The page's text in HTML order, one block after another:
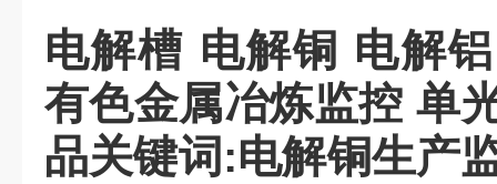
电解槽 电解铜 电解
有色金属冶炼监控 单
品关键词:电解铜生产